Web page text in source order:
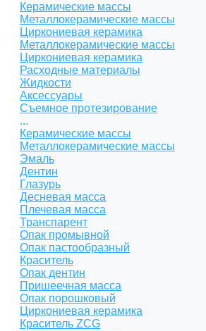
Керамические массы
Металлокерамические массы
Циркониевая керамика
Металлокерамические массы
Циркониевая керамика
Расходные материалы
Жидкости
Аксессуары
Съемное протезирование
...
Керамические массы
Металлокерамические массы
Эмаль
Дентин
Глазурь
Десневая масса
Плечевая масса
Транспарент
Опак промывной
Опак пастообразный
Краситель
Опак дентин
Пришеечная масса
Опак порошковый
Циркониевая керамика
Краситель ZCG